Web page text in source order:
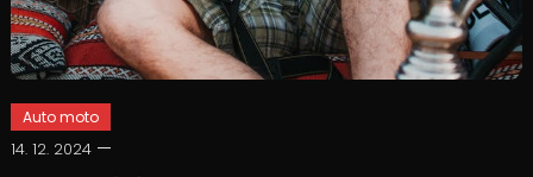
Auto moto
14. 12. 2024